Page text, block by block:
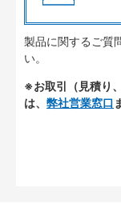
製品に関するご質
い。
※お取引（見積り
は、 弊社営業窓口